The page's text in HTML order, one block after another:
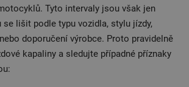
Tyto intervaly jsou však jen
lišit podle typu vozidla, stylu jízdy,
doporučení výrobce. Proto pravidelně
kapaliny a sledujte případné příznaky